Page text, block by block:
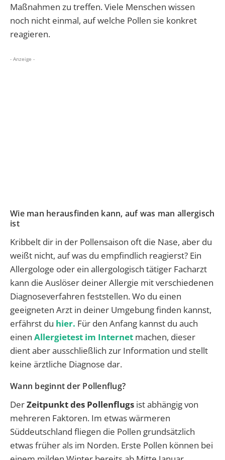
Maßnahmen zu treffen. Viele Menschen wissen
noch nicht einmal, auf welche Pollen sie konkret
reagieren.
- Anzeige -
Wie man herausfinden kann, auf was man allergisch
ist
Kribbelt dir in der Pollensaison oft die Nase, aber du
weißt nicht, auf was du empfindlich reagierst? Ein
Allergologe oder ein allergologisch tätiger Facharzt
kann die Auslöser deiner Allergie mit verschiedenen
Diagnoseverfahren feststellen. Wo du einen
geeigneten Arzt in deiner Umgebung finden kannst,
erfährst du hier. Für den Anfang kannst du auch
einen Allergietest im Internet machen, dieser
dient aber ausschließlich zur Information und stellt
keine ärztliche Diagnose dar.
Wann beginnt der Pollenflug?
DerZeitpunkt des Pollenflugs ist abhängig von
mehreren Faktoren. Im etwas wärmeren
Süddeutschland fliegen die Pollen grundsätzlich
etwas früher als im Norden. Erste Pollen können bei